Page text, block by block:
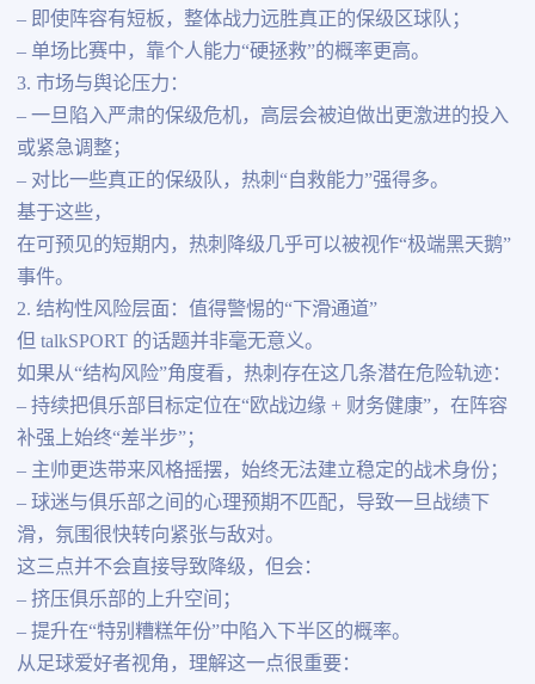
– 即使阵容有短板，整体战力远胜真正的保级区球队；
– 单场比赛中，靠个人能力“硬拯救”的概率更高。
3. 市场与舆论压力：
– 一旦陷入严肃的保级危机，高层会被迫做出更激进的投入
或紧急调整；
– 对比一些真正的保级队，热刺“自救能力”强得多。
基于这些，
在可预见的短期内，热刺降级几乎可以被视作“极端黑天鹅”
事件。
2. 结构性风险层面：值得警惕的“下滑通道”
但 talkSPORT 的话题并非毫无意义。
如果从“结构风险”角度看，热刺存在这几条潜在危险轨迹：
– 持续把俱乐部目标定位在“欧战边缘 + 财务健康”，在阵容
补强上始终“差半步”；
– 主帅更迭带来风格摇摆，始终无法建立稳定的战术身份；
– 球迷与俱乐部之间的心理预期不匹配，导致一旦战绩下
滑，氛围很快转向紧张与敌对。
这三点并不会直接导致降级，但会：
– 挤压俱乐部的上升空间；
– 提升在“特别糟糕年份”中陷入下半区的概率。
从足球爱好者视角，理解这一点很重要：